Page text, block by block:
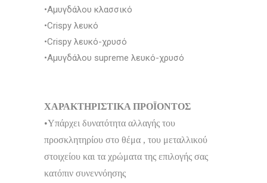
•Αμυγδάλου κλασσικό
•Crispy λευκό
•Crispy λευκό-χρυσό
•Αμυγδάλου supreme λευκό-χρυσό
ΧΑΡΑΚΤΗΡΙΣΤΙΚΑ ΠΡΟΪΟΝΤΟΣ
•Υπάρχει δυνατότητα αλλαγής του
προσκλητηρίου στο θέμα , του μεταλλικού
στοιχείου και τα χρώματα της επιλογής σας
κατόπιν συνεννόησης